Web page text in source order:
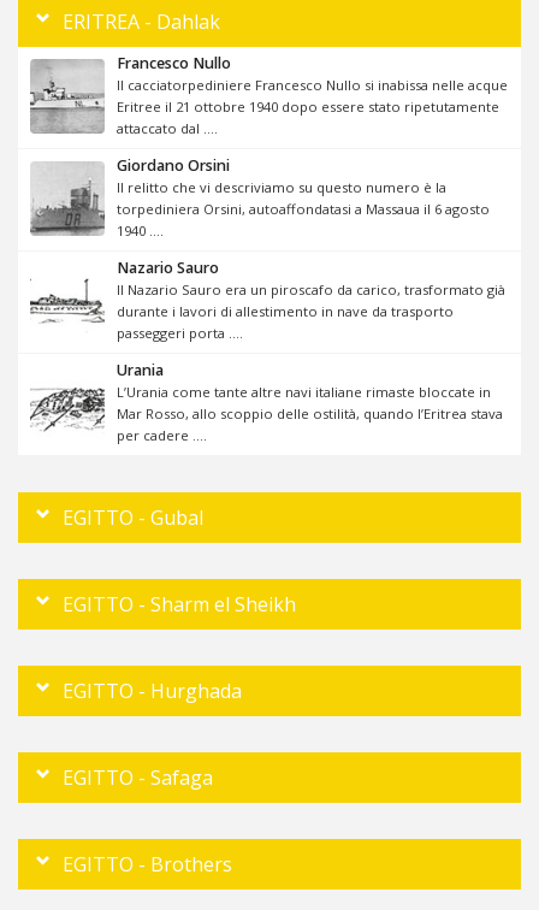
ERITREA - Dahlak
Francesco Nullo
Il cacciatorpediniere Francesco Nullo si inabissa nelle acque
Eritree il 21 ottobre 1940 dopo essere stato ripetutamente
attaccato dal ....
Giordano Orsini
Il relitto che vi descriviamo su questo numero è la
torpediniera Orsini, autoaffondatasi a Massaua il 6 agosto
1940 ....
Nazario Sauro
Il Nazario Sauro era un piroscafo da carico, trasformato già
durante i lavori di allestimento in nave da trasporto
passeggeri porta ....
Urania
L’Urania come tante altre navi italiane rimaste bloccate in
Mar Rosso, allo scoppio delle ostilità, quando l’Eritrea stava
per cadere ....
EGITTO - Gubal
EGITTO - Sharm el Sheikh
EGITTO - Hurghada
EGITTO - Safaga
EGITTO - Brothers